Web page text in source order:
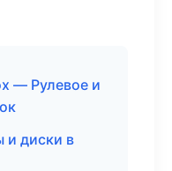
— Рулевое и
диски в